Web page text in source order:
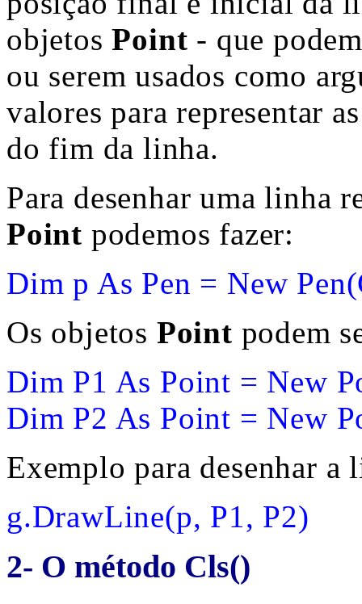
objetosPoint - que
ou serem usados como
valores para representar
do fim da linha.
Para desenhar uma linha
Point podemos fazer:
Dim p As Pen = New
Os objetos Point podem
Dim P1 As Point = New
Dim P2 As Point = New
Exemplo para desenhar a
g.DrawLine(p, P1, P2)
2- O método Cls()